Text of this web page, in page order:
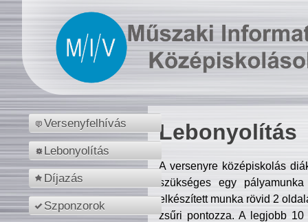
Versenyfelhívás
Lebonyolítás
Díjazás
Szponzorok
Lebonyolítás
A versenyre középiskolás
szükséges egy
elkészített munka rövid 2
zsűri pontozza. A legjobb